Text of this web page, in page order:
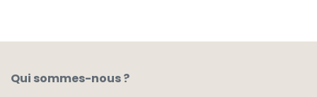
Qui sommes-nous ?